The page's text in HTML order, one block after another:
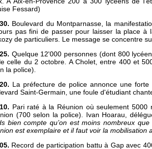
Fessard)
Boulevard du Montparnasse, la
pas fini de passer pour laisser la place
de particuliers. Le message se concentre
Quelque 12'000 personnes (dont 800
celle du 2 octobre. A Cholet, entre 400 et
la police).
La préfecture de police annonce une
Saint-Germain, une foule d'étudiant
Pari raté à la Réunion où seulement 5000
(700 selon la police). Ivan Hoarau,
bien compte qu’on est moins nombreux
est exemplaire et il faut voir la mobilisation
Record de participation battu à Gap avec